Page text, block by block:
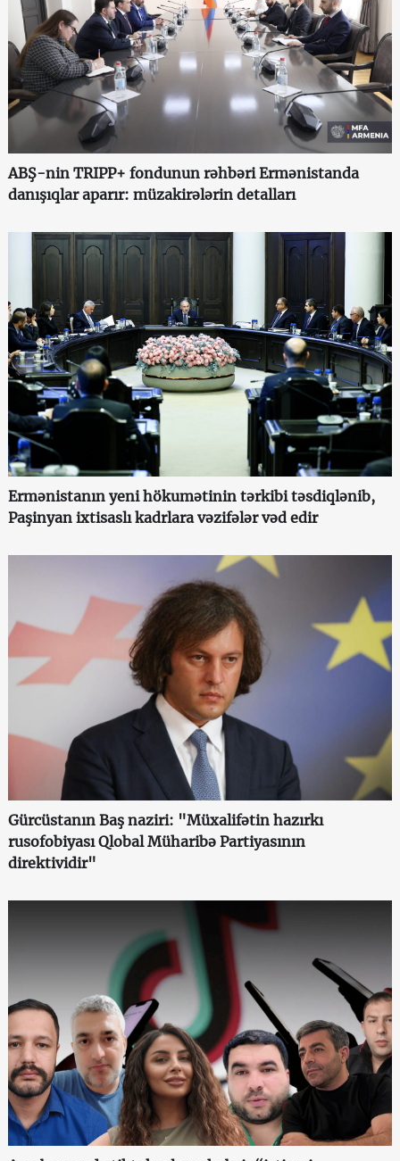
ABŞ-nin TRIPP+ fondunun rəhbəri Ermənistanda
danışıqlar aparır: müzakirələrin detalları
Ermənistanın yeni hökumətinin tərkibi təsdiqlənib,
Paşinyan ixtisaslı kadrlara vəzifələr vəd edir
Gürcüstanın Baş naziri: "Müxalifətin hazırkı
rusofobiyası Qlobal Müharibə Partiyasının
direktividir"